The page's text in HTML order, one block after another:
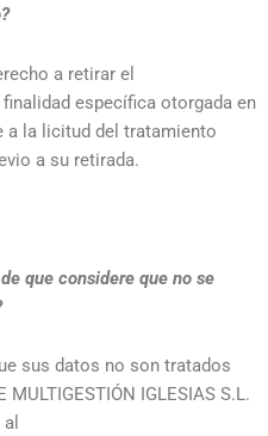
a retirar el
específica otorgada en
a la licitud del tratamiento
a su retirada.
que considere que no se
sus datos no son tratados
IGLESIAS S.L.